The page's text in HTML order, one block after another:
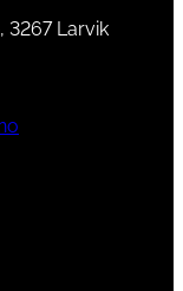
3267 Larvik